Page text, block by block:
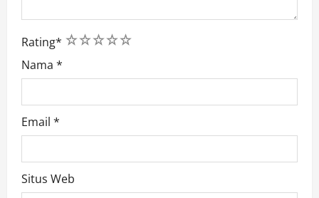
Rating* 5
4
3
2
1
Nama *
Email *
Situs Web